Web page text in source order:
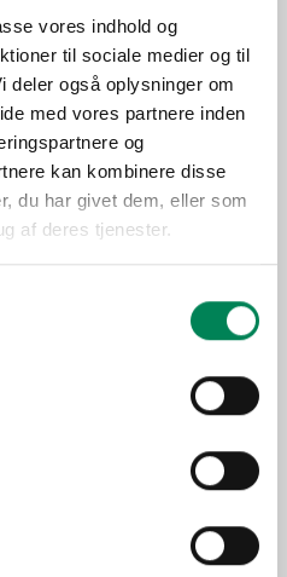
vores indhold og
til sociale medier og til
deler også oplysninger om
med vores partnere inden
og
kan kombinere disse
du har givet dem, eller som
af deres tjenester.
jævnt
tredje vanding i
på en lys